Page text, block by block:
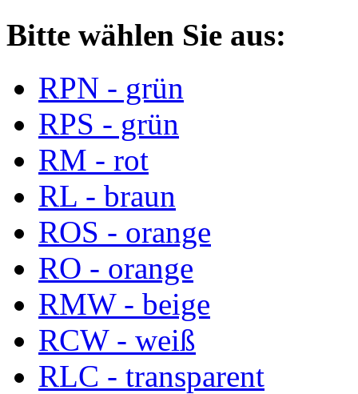
Bitte wählen Sie aus:
RPN - grün
RPS - grün
RM - rot
RL - braun
ROS - orange
RO - orange
RMW - beige
RCW - weiß
RLC - transparent